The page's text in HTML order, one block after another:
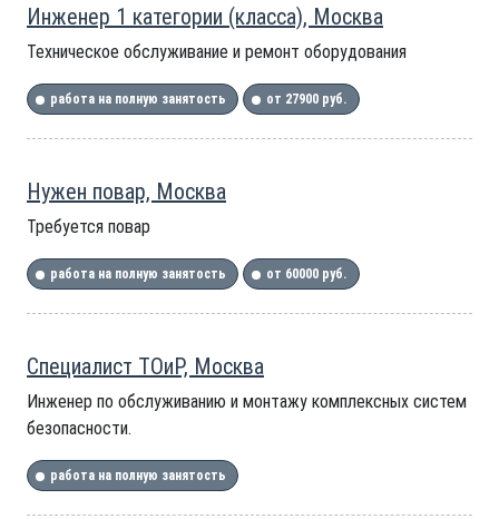
Инженер 1 категории (класса), Москва
Техническое обслуживание и ремонт оборудования
работа на полную занятость от 27900 руб.
Нужен повар, Москва
Требуется повар
работа на полную занятость от 60000 руб.
Специалист ТОиР, Москва
Инженер по обслуживанию и монтажу комплексных систем
безопасности.
работа на полную занятость